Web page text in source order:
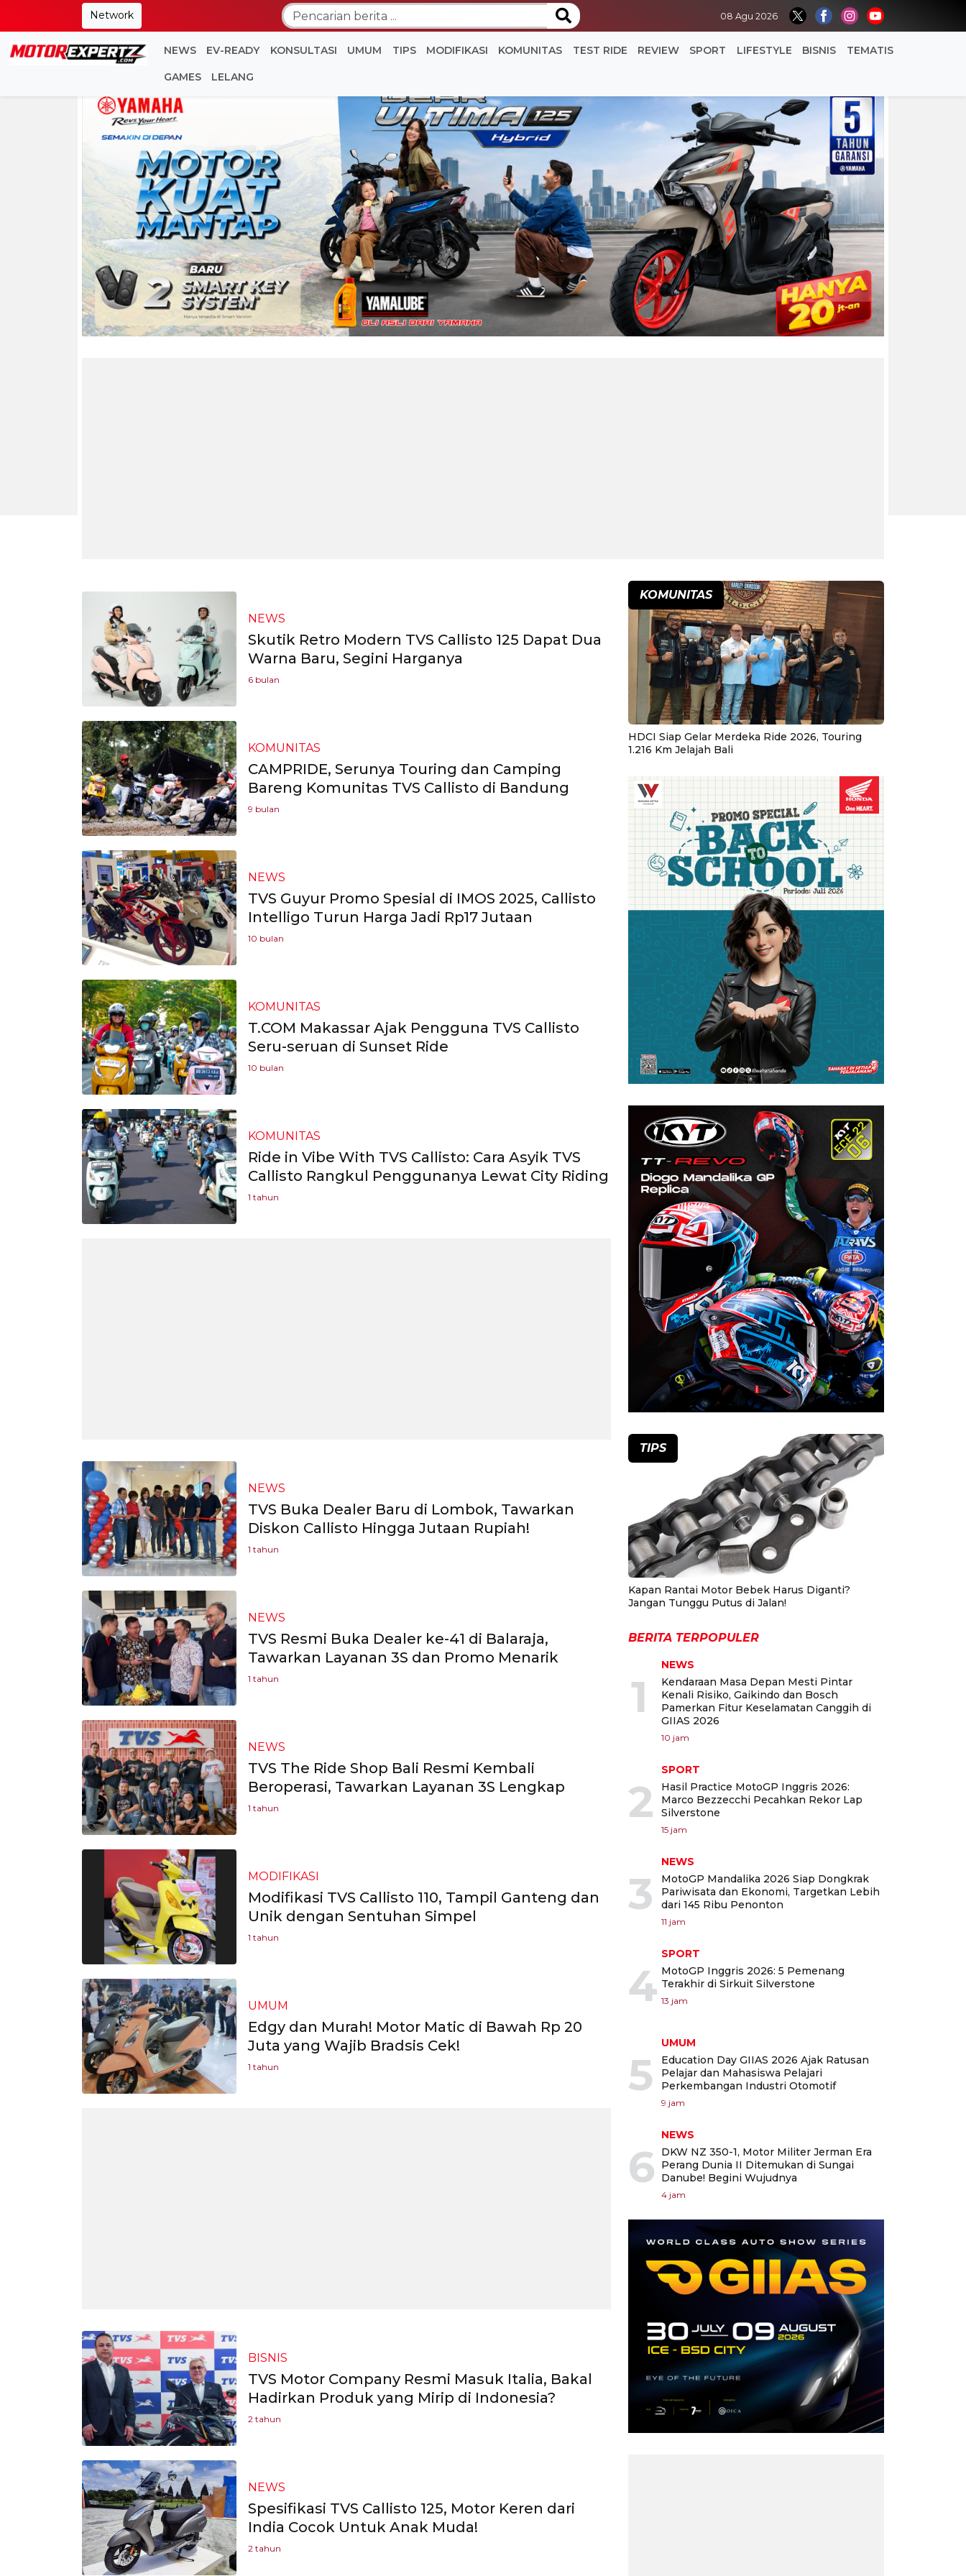
Network 08 Agu 2026
NEWS EV-READY KONSULTASI UMUM TIPS MODIFIKASI KOMUNITAS TEST RIDE REVIEW SPORT LIFESTYLE BISNIS TEMATIS
GAMES LELANG
NEWS
Skutik Retro Modern TVS Callisto 125 Dapat Dua
Warna Baru, Segini Harganya
6 bulan
KOMUNITAS
CAMPRIDE, Serunya Touring dan Camping
Bareng Komunitas TVS Callisto di Bandung
9 bulan
NEWS
TVS Guyur Promo Spesial di IMOS 2025, Callisto
Intelligo Turun Harga Jadi Rp17 Jutaan
10 bulan
KOMUNITAS
T.COM Makassar Ajak Pengguna TVS Callisto
Seru-seruan di Sunset Ride
10 bulan
KOMUNITAS
Ride in Vibe With TVS Callisto: Cara Asyik TVS
Callisto Rangkul Penggunanya Lewat City Riding
1 tahun
NEWS
TVS Buka Dealer Baru di Lombok, Tawarkan
Diskon Callisto Hingga Jutaan Rupiah!
1 tahun
NEWS
TVS Resmi Buka Dealer ke-41 di Balaraja,
Tawarkan Layanan 3S dan Promo Menarik
1 tahun
NEWS
TVS The Ride Shop Bali Resmi Kembali
Beroperasi, Tawarkan Layanan 3S Lengkap
1 tahun
MODIFIKASI
Modifikasi TVS Callisto 110, Tampil Ganteng dan
Unik dengan Sentuhan Simpel
1 tahun
UMUM
Edgy dan Murah! Motor Matic di Bawah Rp 20
Juta yang Wajib Bradsis Cek!
1 tahun
BISNIS
TVS Motor Company Resmi Masuk Italia, Bakal
Hadirkan Produk yang Mirip di Indonesia?
2 tahun
NEWS
Spesifikasi TVS Callisto 125, Motor Keren dari
India Cocok Untuk Anak Muda!
2 tahun
KOMUNITAS
HDCI Siap Gelar Merdeka Ride 2026, Touring
1.216 Km Jelajah Bali
TIPS
Kapan Rantai Motor Bebek Harus Diganti?
Jangan Tunggu Putus di Jalan!
BERITA TERPOPULER
1
NEWS
Kendaraan Masa Depan Mesti Pintar
Kenali Risiko, Gaikindo dan Bosch
Pamerkan Fitur Keselamatan Canggih di
GIIAS 2026
10 jam
2
SPORT
Hasil Practice MotoGP Inggris 2026:
Marco Bezzecchi Pecahkan Rekor Lap
Silverstone
15 jam
3
NEWS
MotoGP Mandalika 2026 Siap Dongkrak
Pariwisata dan Ekonomi, Targetkan Lebih
dari 145 Ribu Penonton
11 jam
4
SPORT
MotoGP Inggris 2026: 5 Pemenang
Terakhir di Sirkuit Silverstone
13 jam
5
UMUM
Education Day GIIAS 2026 Ajak Ratusan
Pelajar dan Mahasiswa Pelajari
Perkembangan Industri Otomotif
9 jam
6
NEWS
DKW NZ 350-1, Motor Militer Jerman Era
Perang Dunia II Ditemukan di Sungai
Danube! Begini Wujudnya
4 jam